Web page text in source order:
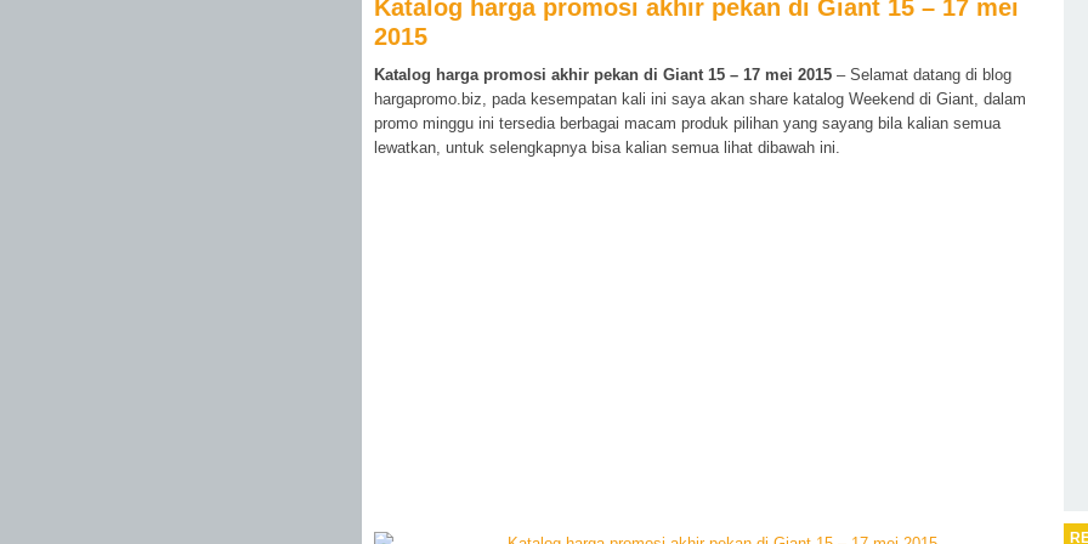
Katalog harga promosi akhir pekan di Giant 15 – 17 mei
2015
Katalog harga promosi akhir pekan di Giant 15 – 17 mei 2015 – Selamat datang di blog
hargapromo.biz, pada kesempatan kali ini saya akan share katalog Weekend di Giant, dalam
promo minggu ini tersedia berbagai macam produk pilihan yang sayang bila kalian semua
lewatkan, untuk selengkapnya bisa kalian semua lihat dibawah ini.